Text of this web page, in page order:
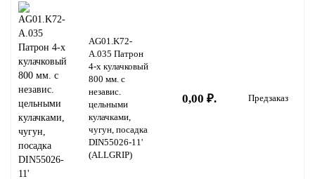
AG01.K72-
A.035 Патрон
4-х кулачковый
800 мм. с
независ.
цельными
кулачками,
чугун, посадка
DIN55026-11'
(ALLGRIP)
0,00 ₽. Предзаказ